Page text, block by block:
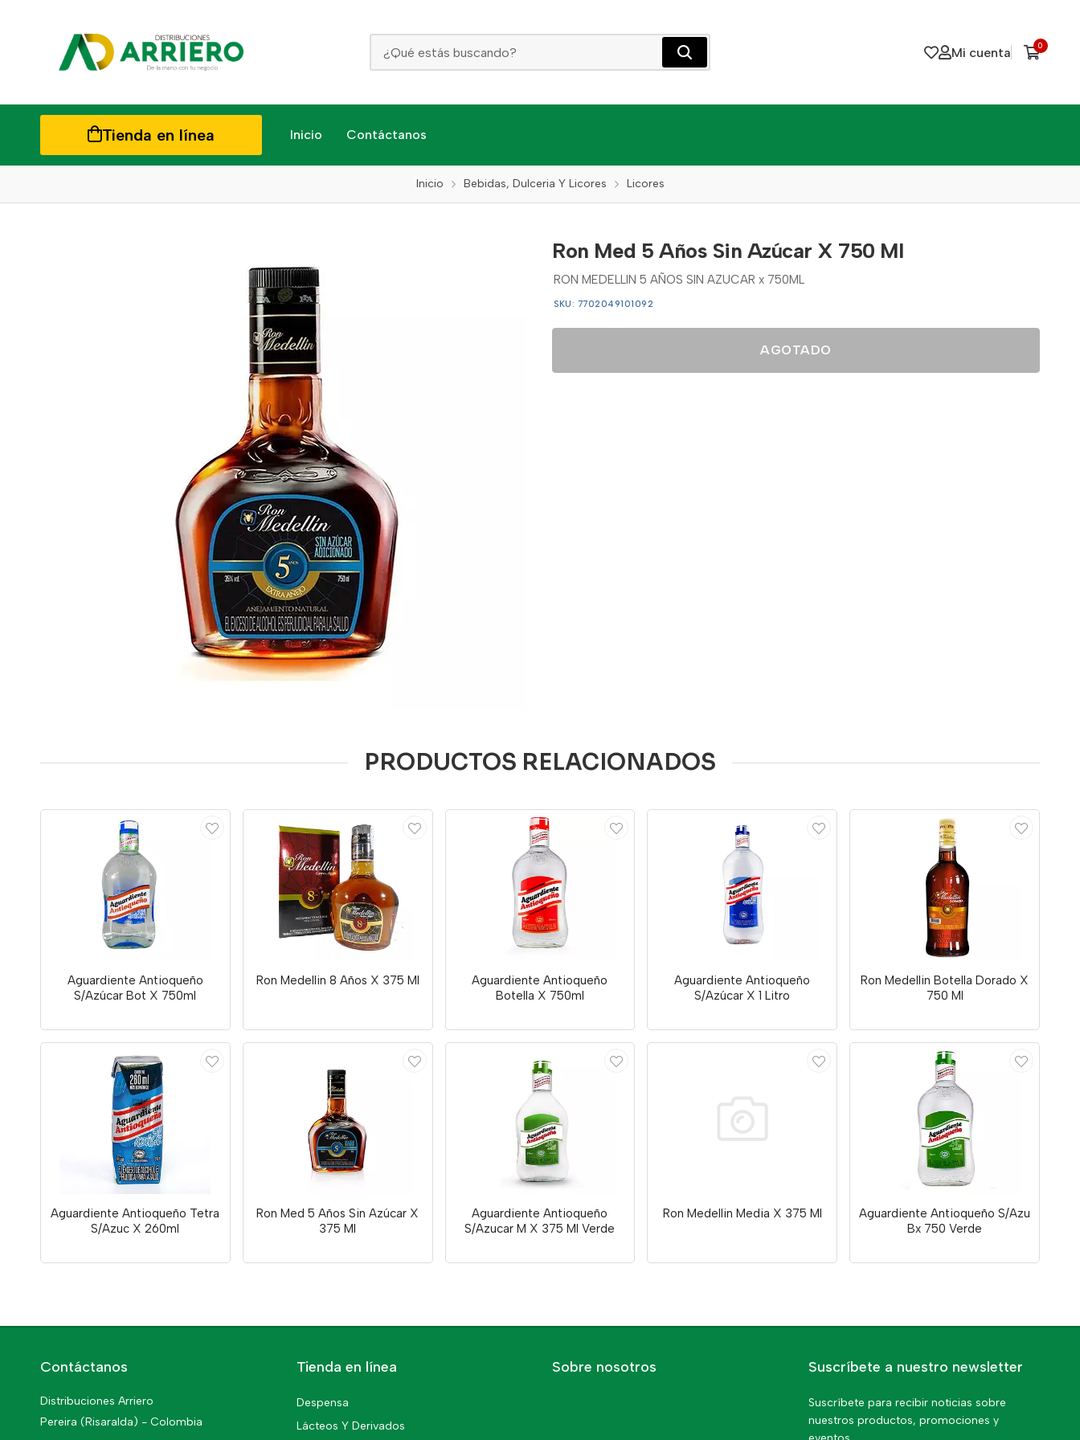
Mi cuenta 0
Tienda en línea Inicio Contáctanos
Inicio Bebidas, Dulceria Y Licores Licores
Ron Med 5 Años Sin Azúcar X 750 Ml
RON MEDELLIN 5 AÑOS SIN AZUCAR x 750ML
SKU: 7702049101092
AGOTADO
PRODUCTOS RELACIONADOS
Aguardiente Antioqueño
S/Azúcar Bot X 750ml
Ron Medellin 8 Años X 375 Ml
Aguardiente Antioqueño
Botella X 750ml
Aguardiente Antioqueño
S/Azúcar X 1 Litro
Ron Medellin Botella Dorado X
750 Ml
Aguardiente Antioqueño Tetra
S/Azuc X 260ml
Ron Med 5 Años Sin Azúcar X
375 Ml
Aguardiente Antioqueño
S/Azucar M X 375 Ml Verde
Ron Medellin Media X 375 Ml
Aguardiente Antioqueño S/Azu
Bx 750 Verde
Contáctanos
Distribuciones Arriero
Pereira (Risaralda) - Colombia
Tienda en línea
Despensa
Lácteos Y Derivados
Sobre nosotros Suscríbete a nuestro newsletter
Suscríbete para recibir noticias sobre
nuestros productos, promociones y